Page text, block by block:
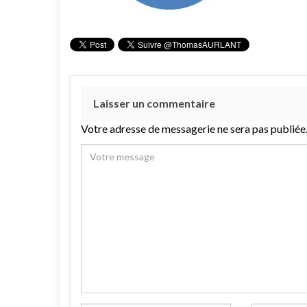
Laisser un commentaire
Votre adresse de messagerie ne sera pas publiée.